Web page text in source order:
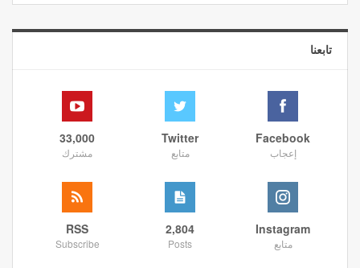
تابعنا
Facebook
إعجاب
Twitter
متابع
33,000
مشترك
Instagram
متابع
2,804
Posts
RSS
Subscribe